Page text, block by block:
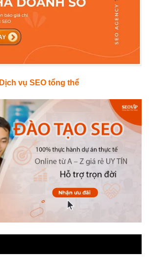
Dịch vụ SEO tổng thể